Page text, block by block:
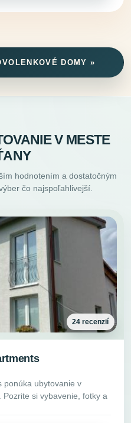
DOMY »
V MESTE
hodnotením a dostatočným
čo najspoľahlivejší.
24 recenzií
ponúka ubytovanie v
si vybavenie, fotky a